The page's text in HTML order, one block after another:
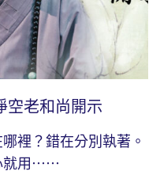
空老和尚開示
裡？錯在分別執著。
就用⋯⋯